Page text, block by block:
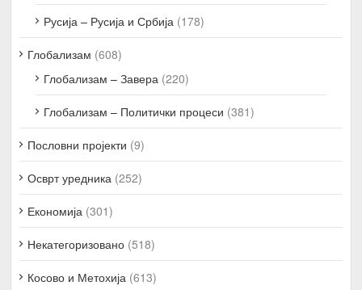
Русија – Русија и Србија (178)
Глобализам (608)
Глобализам – Завера (220)
Глобализам – Политички процеси (381)
Пословни пројекти (9)
Осврт уредника (252)
Економија (301)
Некатегоризовано (518)
Косово и Метохија (613)